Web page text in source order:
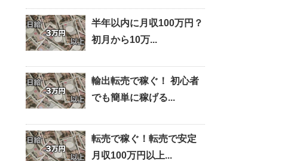
半年以内に月収100万円？
初月から10万...
輸出転売で稼ぐ！ 初心者
でも簡単に稼げる...
転売で稼ぐ！転売で安定
月収100万円以上...